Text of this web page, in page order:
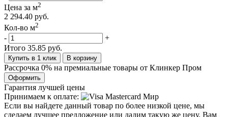
Цена за м2
2 294.40 руб.
Кол-во м2
-
+
Итого 35.85 руб.
Купить в 1 клик В корзину
Рассрочка 0% на премиальные товары от Клинкер Пром
Оформить
Гарантия лучшей цены
Принимаем к оплате:
Если вы найдете данный товар по более низкой цене, мы
сделаем лучшее предложение или дадим такую же цену. Вам